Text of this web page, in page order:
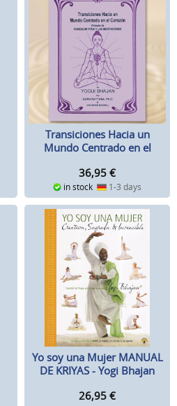
Transiciones Hacia un
Mundo Centrado en el
Ph.D.
36,95 €
in stock 1-3 days
Yo soy una Mujer MANUAL
DE KRIYAS - Yogi Bhajan
26,95 €